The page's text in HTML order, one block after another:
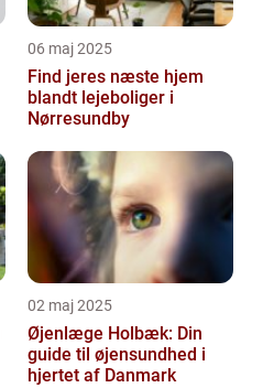
06 maj 2025
Find jeres næste hjem
blandt lejeboliger i
Nørresundby
02 maj 2025
Øjenlæge Holbæk: Din
guide til øjensundhed i
hjertet af Danmark